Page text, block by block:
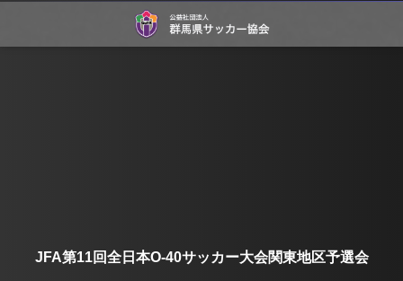
JFA第11回全日本O-40サッカー大会関東地区予選会